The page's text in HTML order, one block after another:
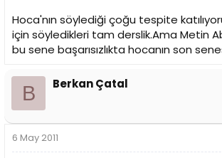
Hoca'nın söylediği çoğu tespite
için söyledikleri tam derslik.Ama Metin
bu sene başarısızlıkta hocanın son
B Berkan Çatal
6 May 2011